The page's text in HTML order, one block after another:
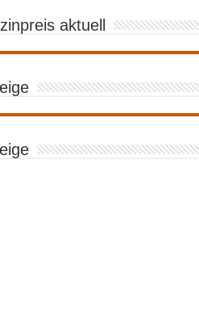
aktuell